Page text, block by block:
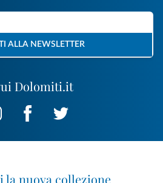
Dolomiti.it
ALLA NEWSLETTER
la nuova collezione